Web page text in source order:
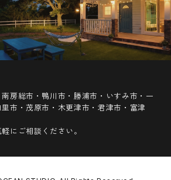
房総市・鴨川市・勝浦市・いすみ市・一
市・茂原市・木更津市・君津市・富津
にご相談ください。